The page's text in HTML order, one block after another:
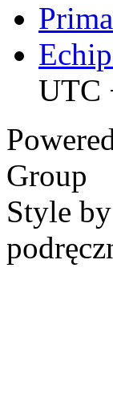
UTC
Group
Style by